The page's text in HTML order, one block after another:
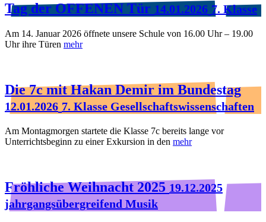
Tag der OFFENEN Tür 14.01.2026 7. Klasse
Am 14. Januar 2026 öffnete unsere Schule von 16.00 Uhr – 19.00
Uhr ihre Türen mehr
Die 7c mit Hakan Demir im Bundestag
12.01.2026 7. Klasse Gesellschaftswissenschaften
Am Montagmorgen startete die Klasse 7c bereits lange vor
Unterrichtsbeginn zu einer Exkursion in den mehr
Fröhliche Weihnacht 2025 19.12.2025
jahrgangsübergreifend Musik